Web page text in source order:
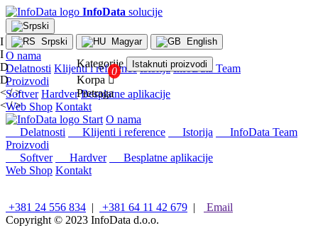
InfoData solucije
Srpski Magyar English
O nama
Delatnosti Klijenti i reference Istorija InfoData Team
Proizvodi
Softver Hardver Besplatne aplikacije
Web Shop Kontakt
Start O nama
Delatnosti
Klijenti i reference Istorija
InfoData Team
Proizvodi
Softver
Hardver
Besplatne aplikacije
Web Shop Kontakt
I
I
D
D
< / >
< / >
Kategorije Istaknuti proizvodi
Korpa 
Pretraga
×
Konfiguracije
Intel
stoni
računari
stoni
računari
Microsoft
+381 24 556 834 | +381 64 11 42 679 |
Email
Copyright © 2023 InfoData d.o.o.